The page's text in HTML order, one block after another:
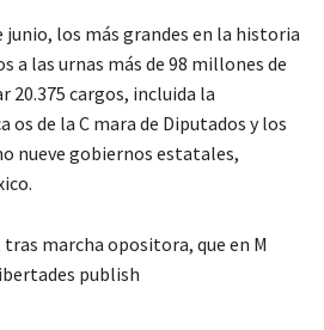
junio, los más grandes en la historia
a las urnas más de 98 millones de
20.375 cargos, incluida la
os de la C mara de Diputados y los
nueve gobiernos estatales,
marcha opositora, que en M
publish